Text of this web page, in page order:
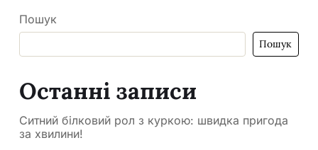
Пошук
Пошук
Останні записи
Ситний білковий рол з куркою: швидка пригода
за хвилини!